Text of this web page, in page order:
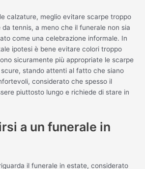
calzature, meglio evitare scarpe troppo
tennis, a meno che il funerale non sia
come una celebrazione informale. In
ipotesi è bene evitare colori troppo
sicuramente più appropriate le scarpe
stando attenti al fatto che siano
considerato che spesso il
piuttosto lungo e richiede di stare in
a un funerale in
il funerale in estate, considerato